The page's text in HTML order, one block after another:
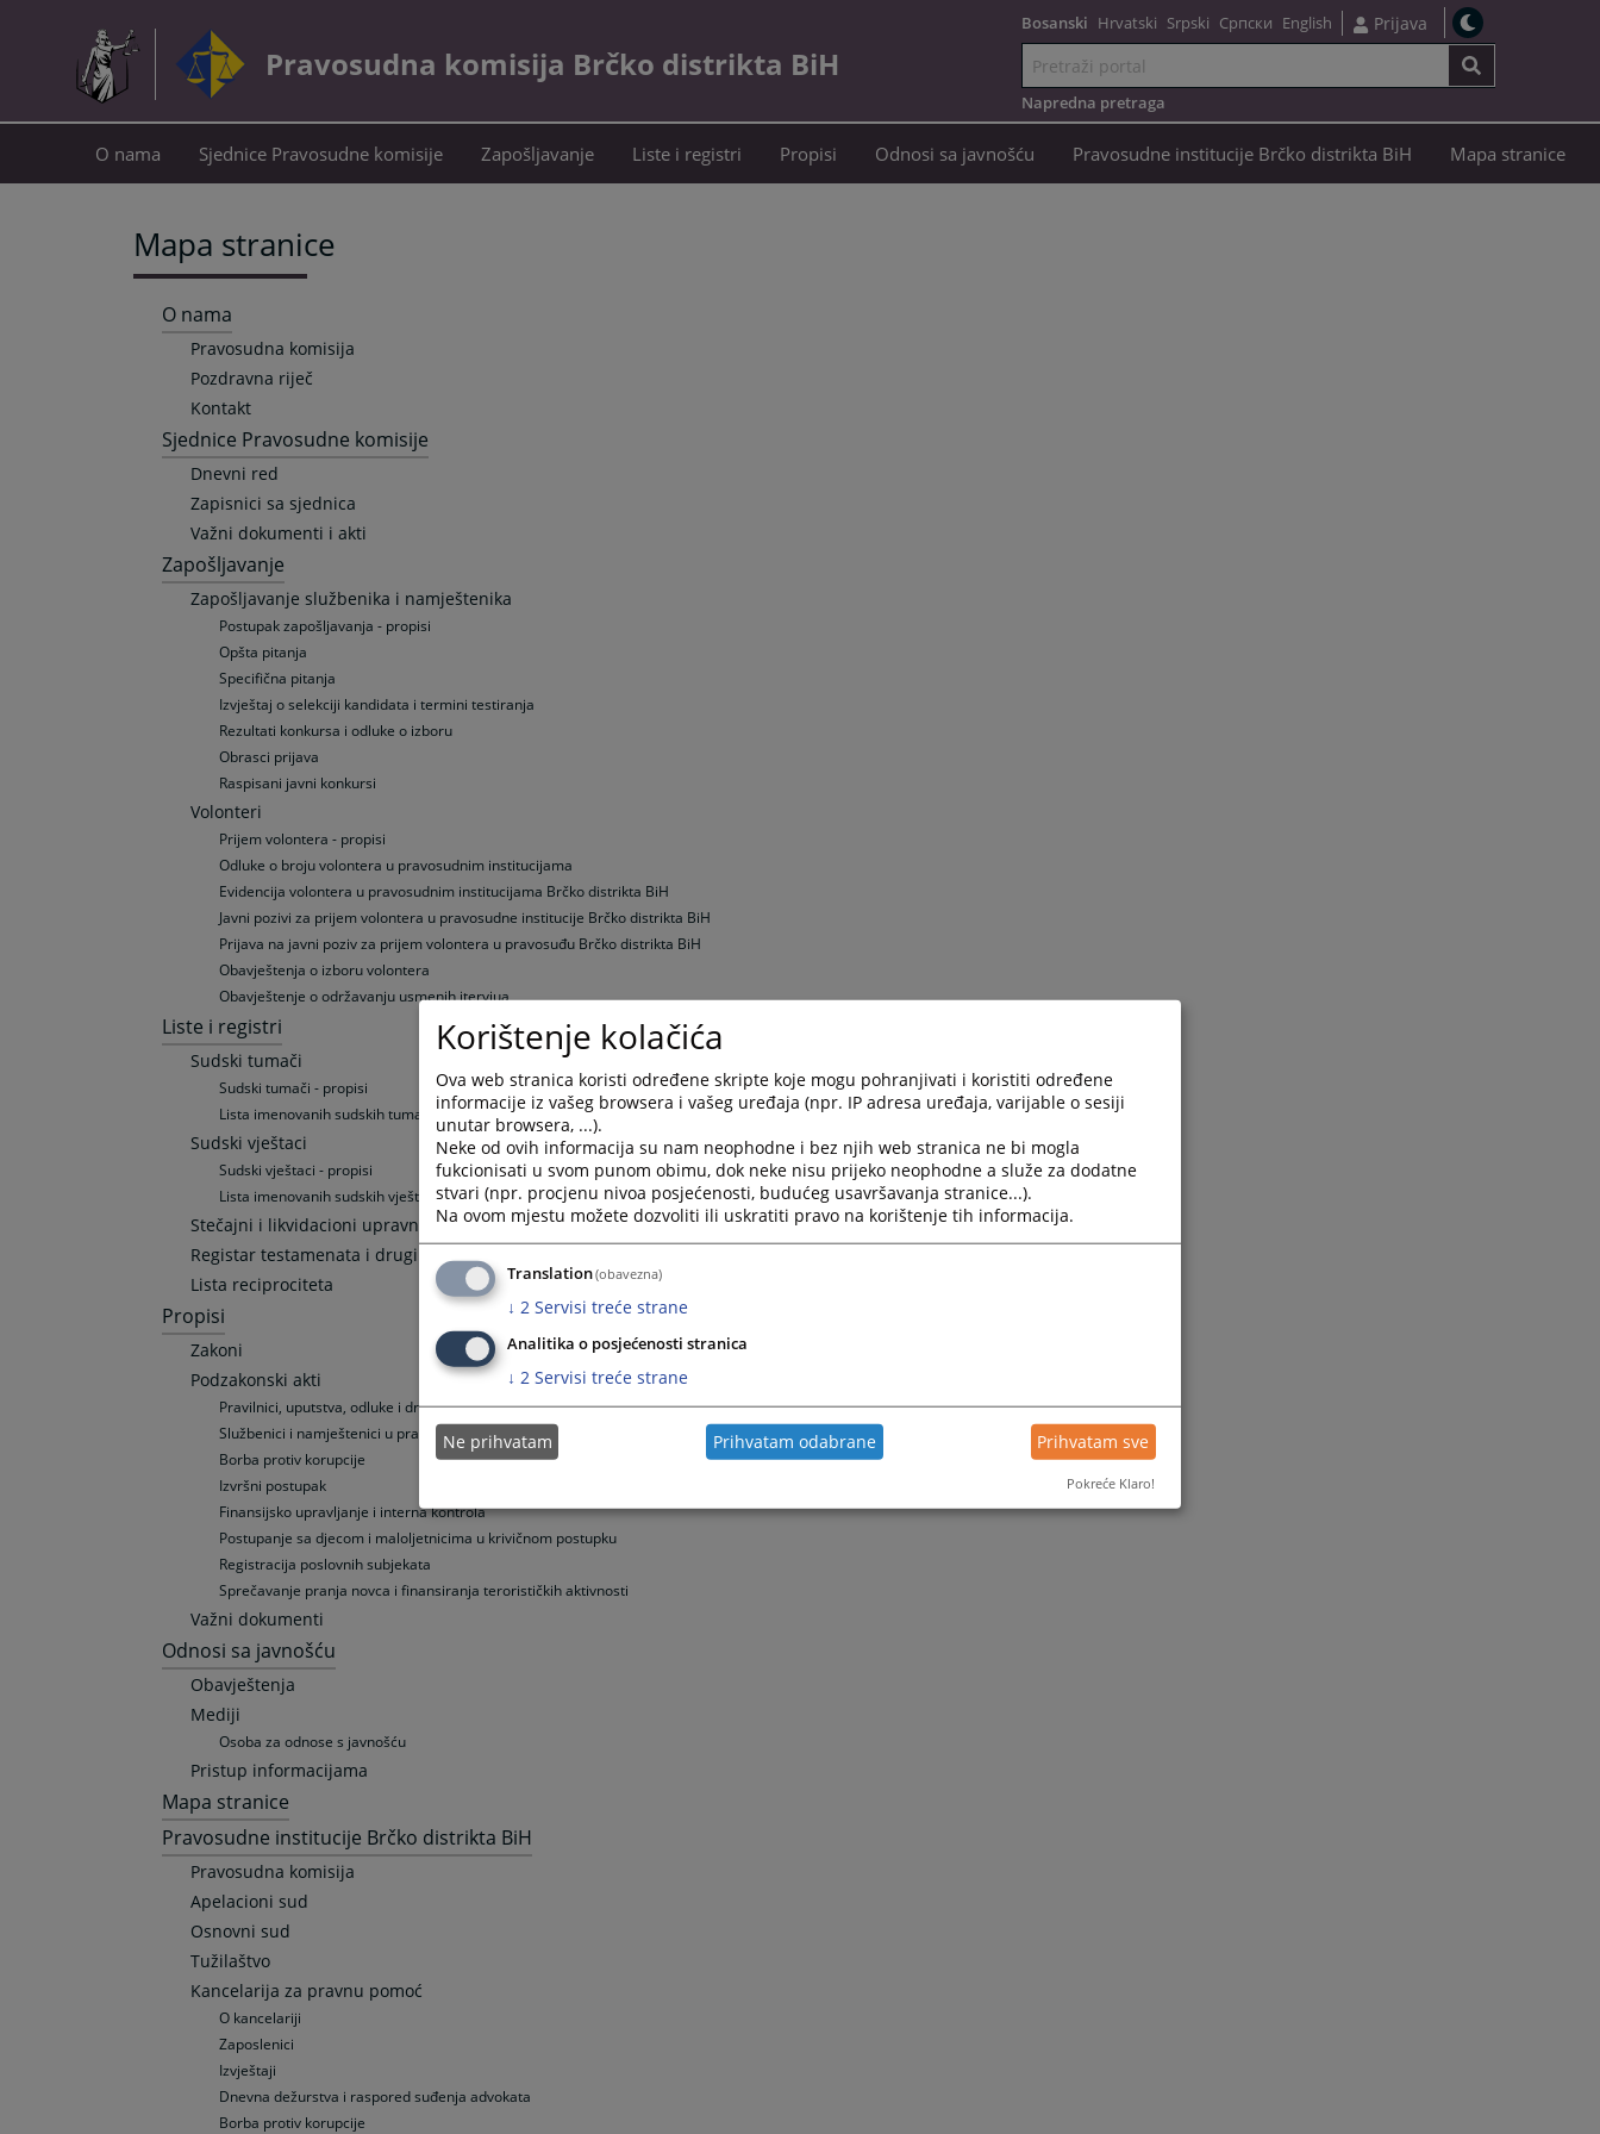
Pravosudna komisija Brčko distrikta BiH
sadržaj
Bosanski Hrvatski Srpski Српски English Prijava
Napredna pretraga
O nama Sjednice Pravosudne komisije Zapošljavanje Liste i registri Propisi Odnosi sa javnošću Pravosudne institucije Brčko distrikta BiH Mapa stranice
Mapa stranice
O nama
Pravosudna komisija
Pozdravna riječ
Kontakt
Sjednice Pravosudne komisije
Dnevni red
Zapisnici sa sjednica
Važni dokumenti i akti
Zapošljavanje
Zapošljavanje službenika i namještenika
Postupak zapošljavanja - propisi
Opšta pitanja
Specifična pitanja
Izvještaj o selekciji kandidata i termini testiranja
Rezultati konkursa i odluke o izboru
Obrasci prijava
Raspisani javni konkursi
Volonteri
Prijem volontera - propisi
Odluke o broju volontera u pravosudnim institucijama
Evidencija volontera u pravosudnim institucijama Brčko distrikta BiH
Javni pozivi za prijem volontera u pravosudne institucije Brčko distrikta BiH
Prijava na javni poziv za prijem volontera u pravosuđu Brčko distrikta BiH
Obavještenja o izboru volontera
Obavještenje o održavanju usmenih itervjua
Liste i registri
Sudski tumači
Sudski tumači - propisi
Lista imenovanih sudskih tumača za područje Brčko distrikta BiH
Sudski vještaci
Sudski vještaci - propisi
Lista imenovanih sudskih vještaka za područje Brčko distrikta BiH
Stečajni i likvidacioni upravnici
Registar testamenata i drugih nasljednopravnih poslova
Lista reciprociteta
Propisi
Zakoni
Podzakonski akti
Pravilnici, uputstva, odluke i drugi akti
Službenici i namještenici u pravosudju Brčko distrikta BiH
Borba protiv korupcije
Izvršni postupak
Finansijsko upravljanje i interna kontrola
Postupanje sa djecom i maloljetnicima u krivičnom postupku
Registracija poslovnih subjekata
Sprečavanje pranja novca i finansiranja terorističkih aktivnosti
Važni dokumenti
Odnosi sa javnošću
Obavještenja
Mediji
Osoba za odnose s javnošću
Pristup informacijama
Mapa stranice
Pravosudne institucije Brčko distrikta BiH
Pravosudna komisija
Apelacioni sud
Osnovni sud
Tužilaštvo
Kancelarija za pravnu pomoć
O kancelariji
Zaposlenici
Izvještaji
Dnevna dežurstva i raspored suđenja advokata
Borba protiv korupcije
Korištenje kolačića
Ova web stranica koristi određene skripte koje mogu pohranjivati i koristiti određene
informacije iz vašeg browsera i vašeg uređaja (npr. IP adresa uređaja, varijable o sesiji
unutar browsera, ...).
Neke od ovih informacija su nam neophodne i bez njih web stranica ne bi mogla
fukcionisati u svom punom obimu, dok neke nisu prijeko neophodne a služe za dodatne
stvari (npr. procjenu nivoa posjećenosti, budućeg usavršavanja stranice...).
Na ovom mjestu možete dozvoliti ili uskratiti pravo na korištenje tih informacija.
Translation(obavezna)
↓ 2 Servisi treće strane
Analitika o posjećenosti stranica
↓ 2 Servisi treće strane
Ne prihvatam Prihvatam odabrane Prihvatam sve
Pokreće Klaro!